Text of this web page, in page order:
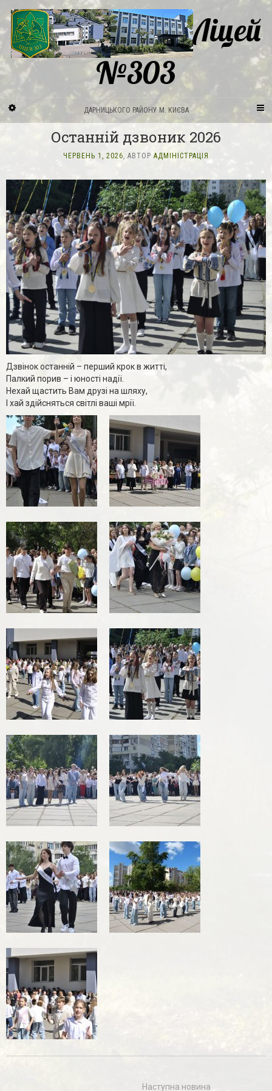
Ліцей
№303
ДАРНИЦЬКОГО РАЙОНУ М. КИЄВА
Останній дзвоник 2026
ЧЕРВЕНЬ 1, 2026, АВТОР АДМІНІСТРАЦІЯ
Дзвінок останній – перший крок в житті,
Палкий порив – і юності надії.
Нехай щастить Вам друзі на шляху,
І хай здійсняться світлі ваші мрії.
Наступна новина